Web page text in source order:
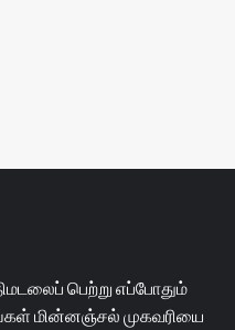
பெற்று எப்போதும்
மின்னஞ்சல் முகவரியை